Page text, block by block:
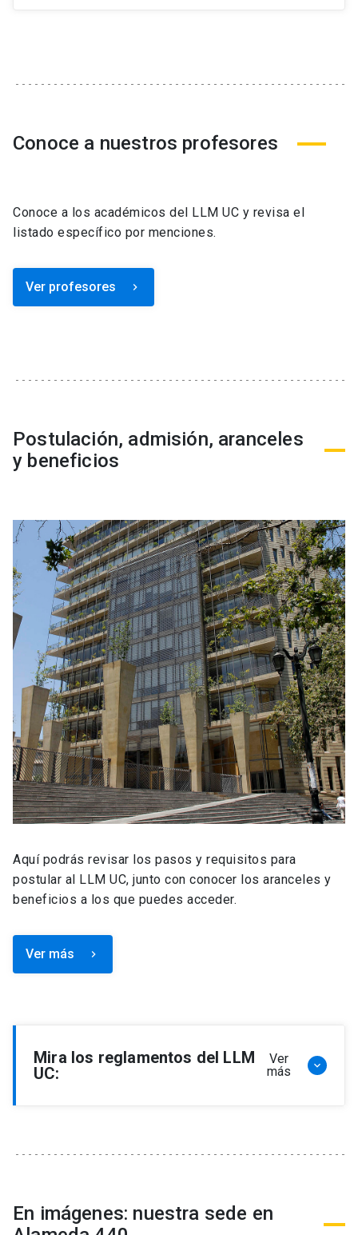
Conoce a nuestros profesores
Conoce a los académicos del LLM UC y revisa el
listado específico por menciones.
Ver profesores keyboard_arrow_right
Postulación, admisión, aranceles
y beneficios
Aquí podrás revisar los pasos y requisitos para
postular al LLM UC, junto con conocer los aranceles y
beneficios a los que puedes acceder.
Ver más keyboard_arrow_right
Mira los reglamentos del LLM
UC:
Ver
más
keyboard_arrow_down
Reglamento de Becas y Descuentos Programa
de Magíster en Derecho, LLM
En imágenes: nuestra sede en